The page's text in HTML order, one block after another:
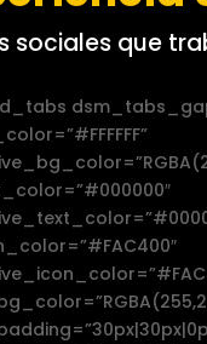
sociales que